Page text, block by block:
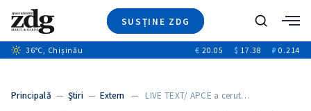
SUSȚINE ZDG
Ştiri
+9
Caută
36°C, Chișinău € 20.05 $ 17.38 ₽ 0.214
Principală — Ştiri — Extern — LIVE TEXT/ APCE a cerut…